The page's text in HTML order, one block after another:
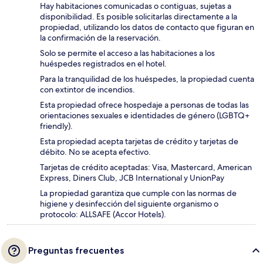
Hay habitaciones comunicadas o contiguas, sujetas a
disponibilidad. Es posible solicitarlas directamente a la
propiedad, utilizando los datos de contacto que figuran en
la confirmación de la reservación.
Solo se permite el acceso a las habitaciones a los
huéspedes registrados en el hotel.
Para la tranquilidad de los huéspedes, la propiedad cuenta
con extintor de incendios.
Esta propiedad ofrece hospedaje a personas de todas las
orientaciones sexuales e identidades de género (LGBTQ+
friendly).
Esta propiedad acepta tarjetas de crédito y tarjetas de
débito. No se acepta efectivo.
Tarjetas de crédito aceptadas: Visa, Mastercard, American
Express, Diners Club, JCB International y UnionPay
La propiedad garantiza que cumple con las normas de
higiene y desinfección del siguiente organismo o
protocolo: ALLSAFE (Accor Hotels).
Preguntas frecuentes